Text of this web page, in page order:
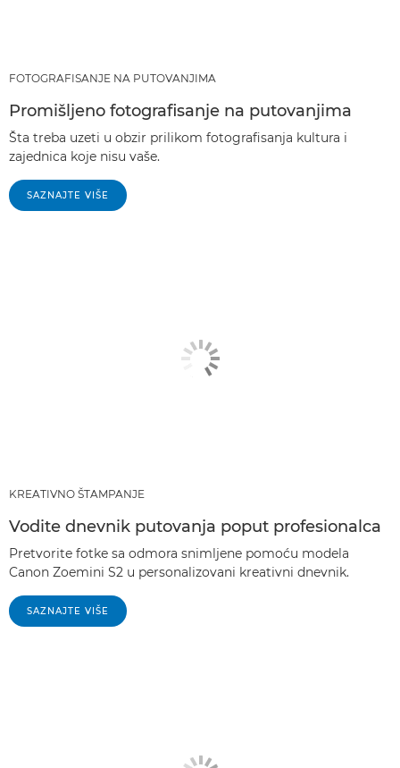
FOTOGRAFISANJE NA PUTOVANJIMA
Promišljeno fotografisanje na putovanjima
Šta treba uzeti u obzir prilikom fotografisanja kultura i
zajednica koje nisu vaše.
SAZNAJTE VIŠE
KREATIVNO ŠTAMPANJE
Vodite dnevnik putovanja poput profesionalca
Pretvorite fotke sa odmora snimljene pomoću modela
Canon Zoemini S2 u personalizovani kreativni dnevnik.
SAZNAJTE VIŠE